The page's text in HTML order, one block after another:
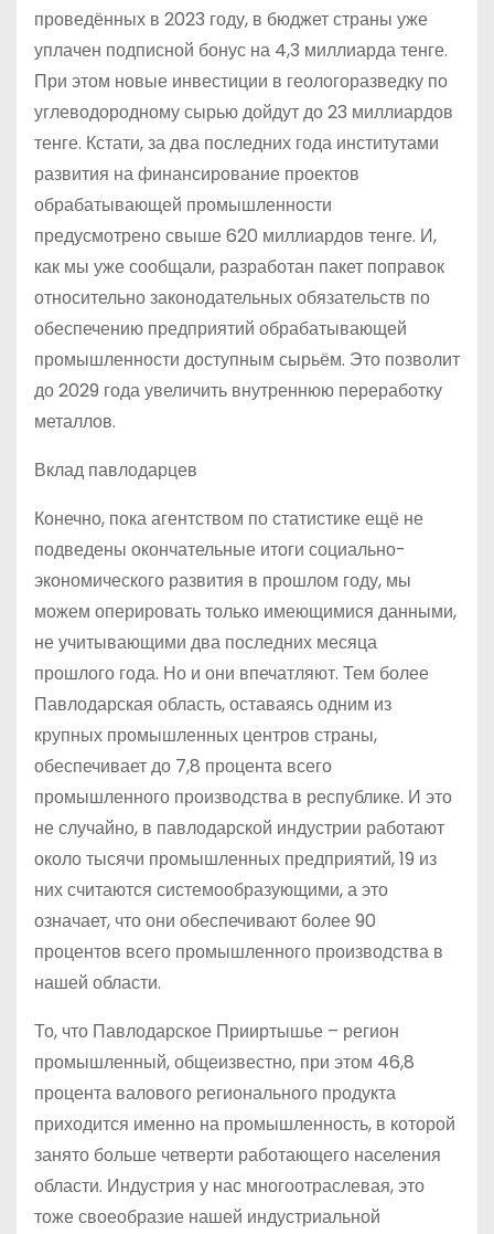
проведённых в 2023 году, в бюджет страны уже
уплачен подписной бонус на 4,3 миллиарда тенге.
При этом новые инвестиции в геологоразведку по
углеводородному сырью дойдут до 23 миллиардов
тенге. Кстати, за два последних года институтами
развития на финансирование проектов
обрабатывающей промышленности
предусмотрено свыше 620 миллиардов тенге. И,
как мы уже сообщали, разработан пакет поправок
относительно законодательных обязательств по
обеспечению предприятий обрабатывающей
промышленности доступным сырьём. Это позволит
до 2029 года увеличить внутреннюю переработку
металлов.
Вклад павлодарцев
Конечно, пока агентством по статистике ещё не
подведены окончательные итоги социально-
экономического развития в прошлом году, мы
можем оперировать только имеющимися данными,
не учитывающими два последних месяца
прошлого года. Но и они впечатляют. Тем более
Павлодарская область, оставаясь одним из
крупных промышленных центров страны,
обеспечивает до 7,8 процента всего
промышленного производства в республике. И это
не случайно, в павлодарской индустрии работают
около тысячи промышленных предприятий, 19 из
них считаются системообразующими, а это
означает, что они обеспечивают более 90
процентов всего промышленного производства в
нашей области.
То, что Павлодарское Прииртышье – регион
промышленный, общеизвестно, при этом 46,8
процента валового регионального продукта
приходится именно на промышленность, в которой
занято больше четверти работающего населения
области. Индустрия у нас многоотраслевая, это
тоже своеобразие нашей индустриальной